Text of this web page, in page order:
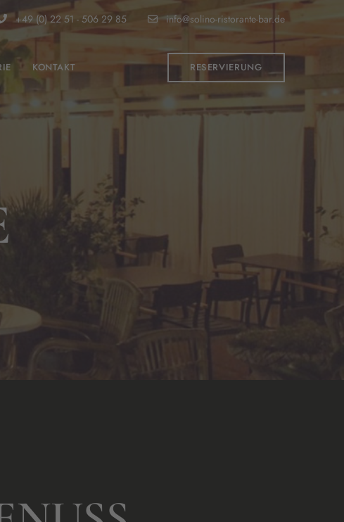
+49 (0) 22 51 - 506 29 85 info@solino-ristorante-bar.de
KONTAKT RESERVIERUNG